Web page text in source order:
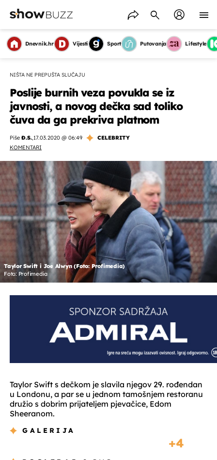
Dnevnik.hr Vijesti Sport Putovanja Lifestyle
NIŠTA NE PREPUŠTA SLUČAJU
Poslije burnih veza povukla se iz
javnosti, a novog dečka sad toliko
čuva da ga prekriva platnom
Piše Đ.S.,17.03.2020 @ 06:49
CELEBRITY
KOMENTARI
Taylor Swift i Joe Alwyn (Foto: Profimedia)
Foto: Profimedia
Taylor Swift s dečkom je slavila njegov 29. rođendan
u Londonu, a par se u jednom tamošnjem restoranu
družio s dobrim prijateljem pjevačice, Edom
Sheeranom.
GALERIJA
4
OMOGUĆI OBAVIJESTI